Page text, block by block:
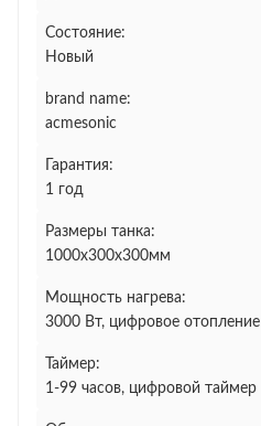
Состояние:
Новый
brand name:
acmesonic
Гарантия:
1 год
Размеры танка:
1000х300х300мм
Мощность нагрева:
3000 Вт, цифровое отопление
Таймер:
1-99 часов, цифровой таймер